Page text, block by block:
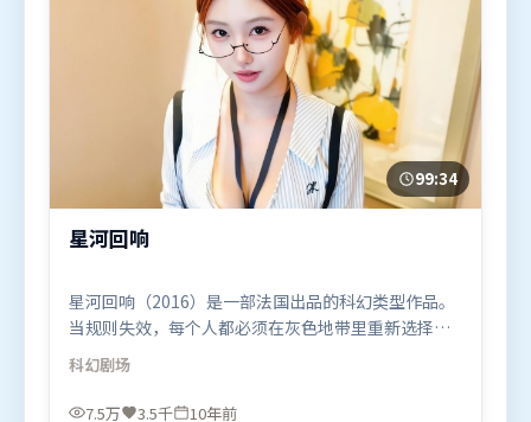
99:34
星河回响
星河回响（2016）是一部法国出品的科幻类型作品。
当规则失效，每个人都必须在灰色地带里重新选择立
场与底线。类型元素被重新组合，既致敬经典也尝试
突破套路。由文牧野执导，白宇、黄政民、易烊千
玺，汤姆·哈迪等联袂出演。影片于2016年7月16日
科幻剧场
7.5万 3.5千 10年前